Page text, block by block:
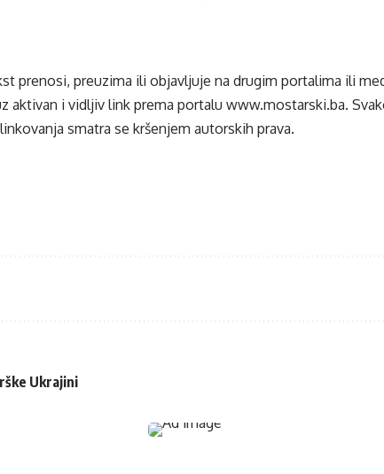
prenosi, preuzima ili objavljuje na drugim portalima ili
aktivan i vidljiv link prema portalu www.mostarski.ba.
smatra se kršenjem autorskih prava.
Ukrajini